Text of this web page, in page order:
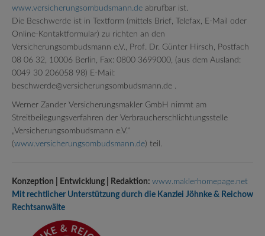
www.versicherungsombudsmann.de abrufbar ist.
Die Beschwerde ist in Textform (mittels Brief, Telefax, E-Mail oder
Online-Kontaktformular) zu richten an den
Versicherungsombudsmann e.V., Prof. Dr. Günter Hirsch, Postfach
08 06 32, 10006 Berlin, Fax: 0800 3699000, (aus dem Ausland:
0049 30 206058 98) E-Mail:
beschwerde@versicherungsombudsmann.de .
Werner Zander Versicherungsmakler GmbH nimmt am
Streitbeilegungsverfahren der Verbraucherschlichtungsstelle
„Versicherungsombudsmann e.V.“
(www.versicherungsombudsmann.de) teil.
Konzeption | Entwicklung | Redaktion: www.maklerhomepage.net
Mit rechtlicher Unterstützung durch die Kanzlei Jöhnke & Reichow
Rechtsanwälte